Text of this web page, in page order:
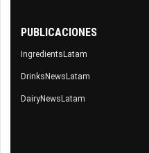
PUBLICACIONES
IngredientsLatam
DrinksNewsLatam
DairyNewsLatam